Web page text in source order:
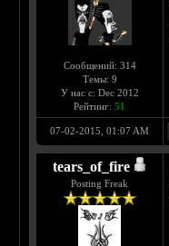
Сообщений: 314
Темы: 9
У нас с: Dec 2012
Рейтинг:51
07-02-2015, 01:07 AM
tears_of_fire
Posting Freak